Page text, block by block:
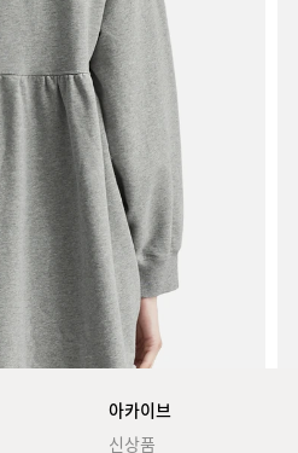
아카이브
신상품